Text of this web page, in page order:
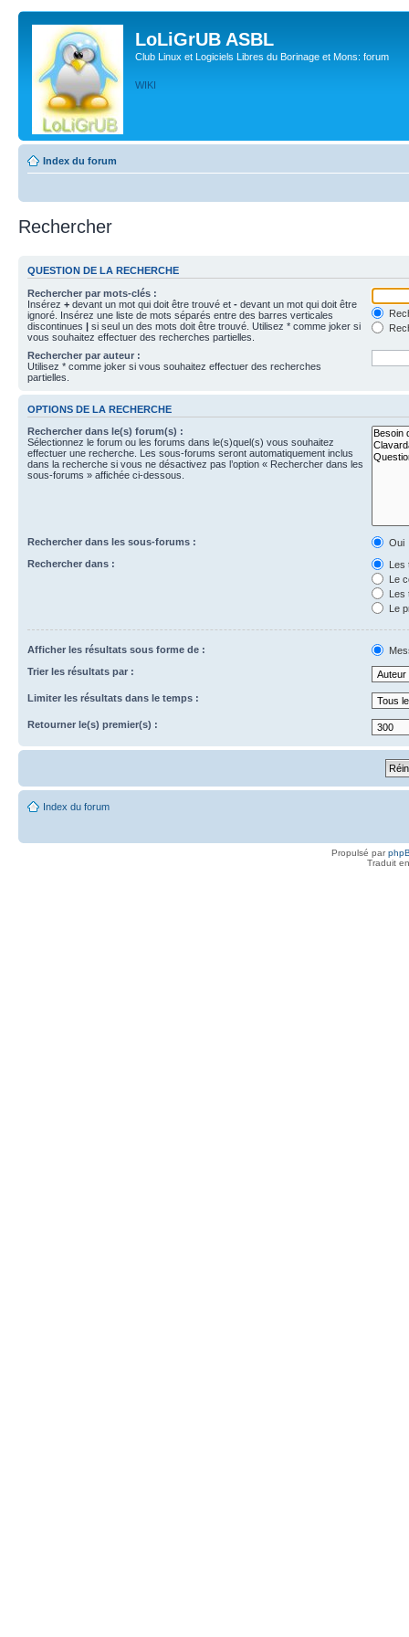
LoLiGrUB ASBL
Club Linux et Logiciels Libres du Borinage et Mons: forum
WIKI
Index du forum
Rechercher
QUESTION DE LA RECHERCHE
Rechercher par mots-clés :
Insérez + devant un mot qui doit être trouvé et - devant un mot qui doit être
ignoré. Insérez une liste de mots séparés entre des barres verticales
discontinues | si seul un des mots doit être trouvé. Utilisez * comme joker si
vous souhaitez effectuer des recherches partielles.
Rechercher par auteur :
Utilisez * comme joker si vous souhaitez effectuer des recherches
partielles.
OPTIONS DE LA RECHERCHE
Rechercher dans le(s) forum(s) :
Sélectionnez le forum ou les forums dans le(s)quel(s) vous souhaitez
effectuer une recherche. Les sous-forums seront automatiquement inclus
dans la recherche si vous ne désactivez pas l’option « Rechercher dans les
sous-forums » affichée ci-dessous.
Rechercher dans les sous-forums :
Oui
Rechercher dans :
Les
Le
Les
Le
Afficher les résultats sous forme de :
Trier les résultats par :
Limiter les résultats dans le temps :
Retourner le(s) premier(s) :
Index du forum
Propulsé par
Traduit